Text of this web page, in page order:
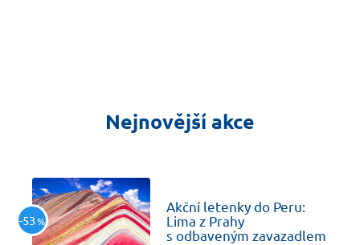
Nejnovější akce
-53%
Akční letenky do Peru:
Lima z Prahy
s odbaveným zavazadlem